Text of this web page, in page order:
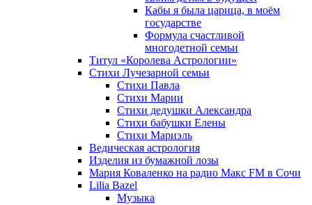
Кабы я была царица, в моëм
государстве
Формула счастливой
многодетной семьи
Титул «Королева Астрологии»
Стихи Лучезарной семьи
Стихи Павла
Стихи Марии
Стихи дедушки Александра
Стихи бабушки Елены
Стихи Мариэль
Ведическая астрология
Изделия из бумажной лозы
Мария Коваленко на радио Maкс FM в Сочи
Lilia Bazel
Музыка